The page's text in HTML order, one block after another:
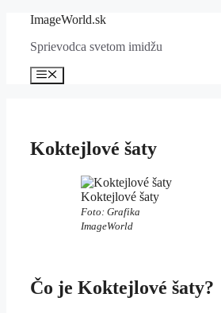
Preskočiť
obsah
ImageWorld.sk
Sprievodca svetom imidžu
Menu
Koktejlové šaty
Koktejlové šaty
Foto: Grafika
ImageWorld
Čo je Koktejlové šaty?